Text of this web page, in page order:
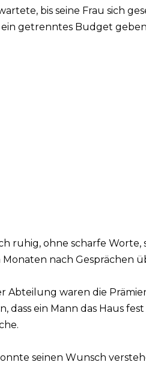
bis seine Frau sich
ein getrenntes Budget
ruhig, ohne scharfe
Monaten nach Gesprächen
Abteilung waren die
dass ein Mann das Haus
seinen Wunsch